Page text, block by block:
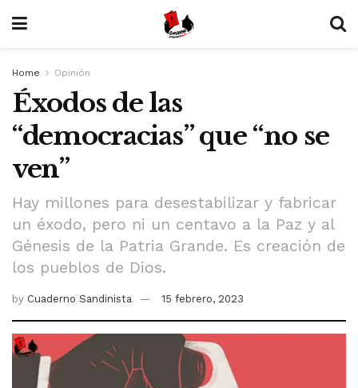
Home Opinión
Éxodos de las
“democracias” que “no se
ven”
Hay millones para desestabilizar y fabricar
un éxodo, pero ni un centavo a la Paz y al
Génesis de la Patria Grande. Es creación de
los pueblos de Dios.
by Cuaderno Sandinista 15 febrero, 2023